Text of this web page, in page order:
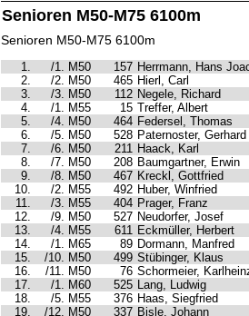
Senioren M50-M75 6100m
Senioren M50-M75 6100m
1. /1. M50 157 Herrmann, Hans
2.
/2. M50 465 Hierl, Carl
3.
/3. M50 112 Negele, Richard
4.
/1. M55 15 Treffer, Albert
5.
/4. M50 464 Federsel, Thomas
6.
/5. M50 528 Paternoster, Gerhard
7.
/6. M50 211 Haack, Karl
8.
/7. M50 208 Baumgartner, Erwin
9.
/8. M50 467 Kreckl, Gottfried
10.
/2. M55 492 Huber, Winfried
11.
/3. M55 404 Prager, Franz
12.
/9. M50 527 Neudorfer, Josef
13.
/4. M55 611 Eckmüller, Herbert
14.
/1. M65 89 Dormann, Manfred
15.
/10. M50 499 Stübinger, Klaus
16.
/11. M50 76 Schormeier,
17.
/1. M60 525 Lang, Ludwig
18.
/5. M55 376 Haas, Siegfried
19.
/12. M50 337 Bisle, Johann